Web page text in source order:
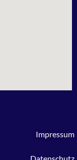
Impressum